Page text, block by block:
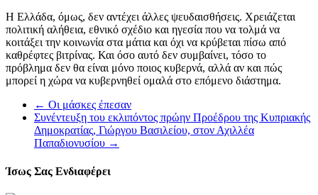
Η Ελλάδα, όμως, δεν αντέχει άλλες ψευδαισθήσεις. Χρειάζεται
πολιτική αλήθεια, εθνικό σχέδιο και ηγεσία που να τολμά να
κοιτάξει την κοινωνία στα μάτια και όχι να κρύβεται πίσω από
καθρέφτες βιτρίνας. Και όσο αυτό δεν συμβαίνει, τόσο το
πρόβλημα δεν θα είναι μόνο ποιος κυβερνά, αλλά αν και πώς
μπορεί η χώρα να κυβερνηθεί ομαλά στο επόμενο διάστημα.
← Οι μάσκες έπεσαν
Συνέντευξη του εκλιπόντος πρώην Προέδρου της Κυπριακής
Δημοκρατίας, Γιώργου Βασιλείου, στον Αχιλλέα
Παπαδιονυσίου →
Ίσως Σας Ενδιαφέρει